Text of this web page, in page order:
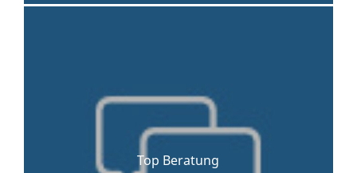
Top Beratung